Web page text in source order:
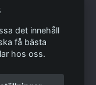
det innehåll
få bästa
hos oss.